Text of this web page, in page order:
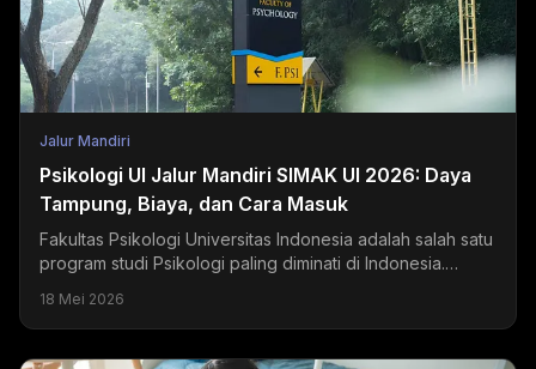
Jalur Mandiri
Psikologi UI Jalur Mandiri SIMAK UI 2026: Daya
Tampung, Biaya, dan Cara Masuk
Fakultas Psikologi Universitas Indonesia adalah salah satu
program studi Psikologi paling diminati di Indonesia.
18 Mei 2026